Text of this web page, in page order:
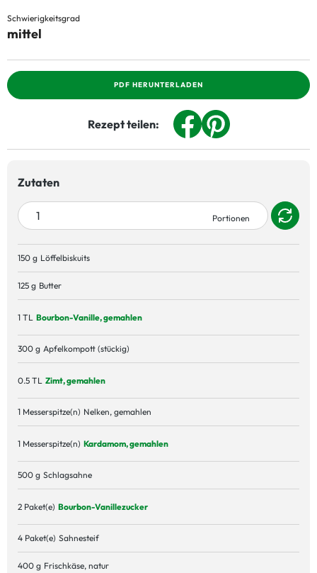
Schwierigkeitsgrad
mittel
PDF HERUNTERLADEN
Rezept teilen:
Zutaten
150 g Löffelbiskuits
125 g Butter
1 TL Bourbon-Vanille, gemahlen
300 g Apfelkompott (stückig)
0.5 TL Zimt, gemahlen
1 Messerspitze(n) Nelken, gemahlen
1 Messerspitze(n) Kardamom, gemahlen
500 g Schlagsahne
2 Paket(e) Bourbon-Vanillezucker
4 Paket(e) Sahnesteif
400 g Frischkäse, natur